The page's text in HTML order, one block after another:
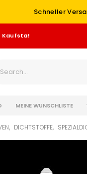
Schneller
Kaufsta!
MEINE WUNSCHLISTE
, DICHTSTOFFE,